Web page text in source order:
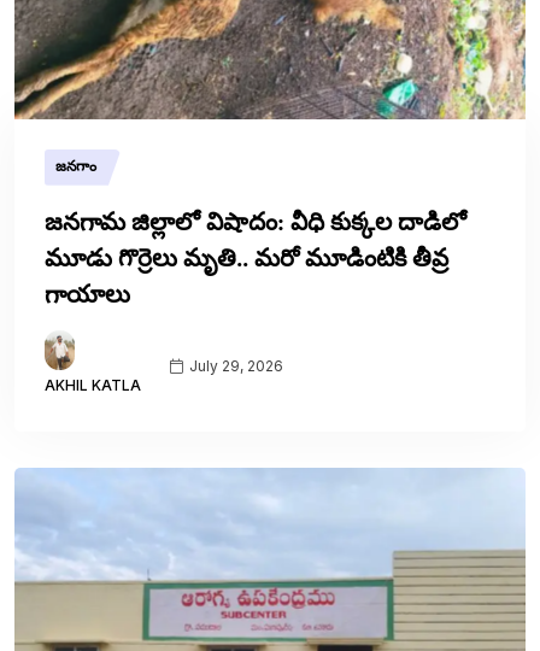
జనగాం
జనగామ జిల్లాలో విషాదం: వీధి కుక్కల దాడిలో
మూడు గొర్రెలు మృతి.. మరో మూడింటికి తీవ్ర
గాయాలు
AKHIL KATLA
July 29, 2026